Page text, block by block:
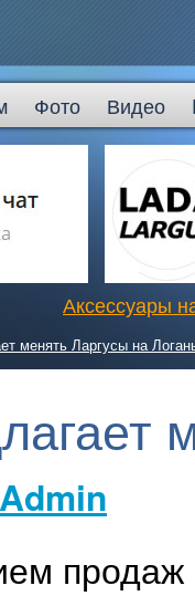
Фото Видео
Аксессуары
менять Ларгусы на
Admin